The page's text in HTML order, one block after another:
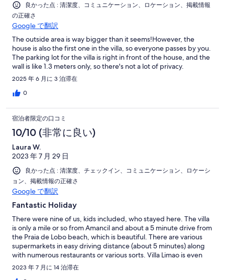
良かった点 : 清潔度、コミュニケーション、ロケーション、掲載情報
の正確さ
Google で翻訳
The outside area is way bigger than it seems!However, the
house is also the first one in the villa, so everyone passes by you.
The parking lot for the villa is right in front of the house, and the
wall is like 1.3 meters only, so there's not a lot of privacy.
2025 年 6 月に 3 泊滞在
0
宿泊者限定の口コミ
10/10 (非常に良い)
Laura W.
2023 年 7 月 29 日
良かった点 : 清潔度、チェックイン、コミュニケーション、ロケーシ
ョン、掲載情報の正確さ
Google で翻訳
Fantastic Holiday
There were nine of us, kids included, who stayed here. The villa
is only a mile or so from Amancil and about a 5 minute drive from
the Praia de Lobo beach, which is beautiful. There are various
supermarkets in easy driving distance (about 5 minutes) along
with numerous restaurants or various sorts. Villa Limao is even
lovelier than the pictures make it look. Sitting out on the patio
until the wee hours was amazing and the garden itself was very
2023 年 7 月に 14 泊滞在